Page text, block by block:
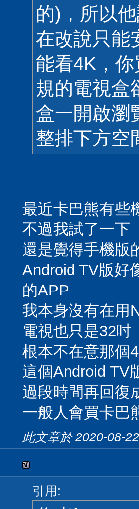
的)，所以
在改說只能
能看4K，
規的電視盒
盒一開啟瀏
整排下方空
最近卡巴熊有些
不過我試了一下
還是覺得手機版
Android TV版好
的APP
我本身沒有在用
電視也只是32吋
根本不在意那個
這個Android TV
過段時間再回復
一般人會買卡巴
此文章於 2020-08-
引用: